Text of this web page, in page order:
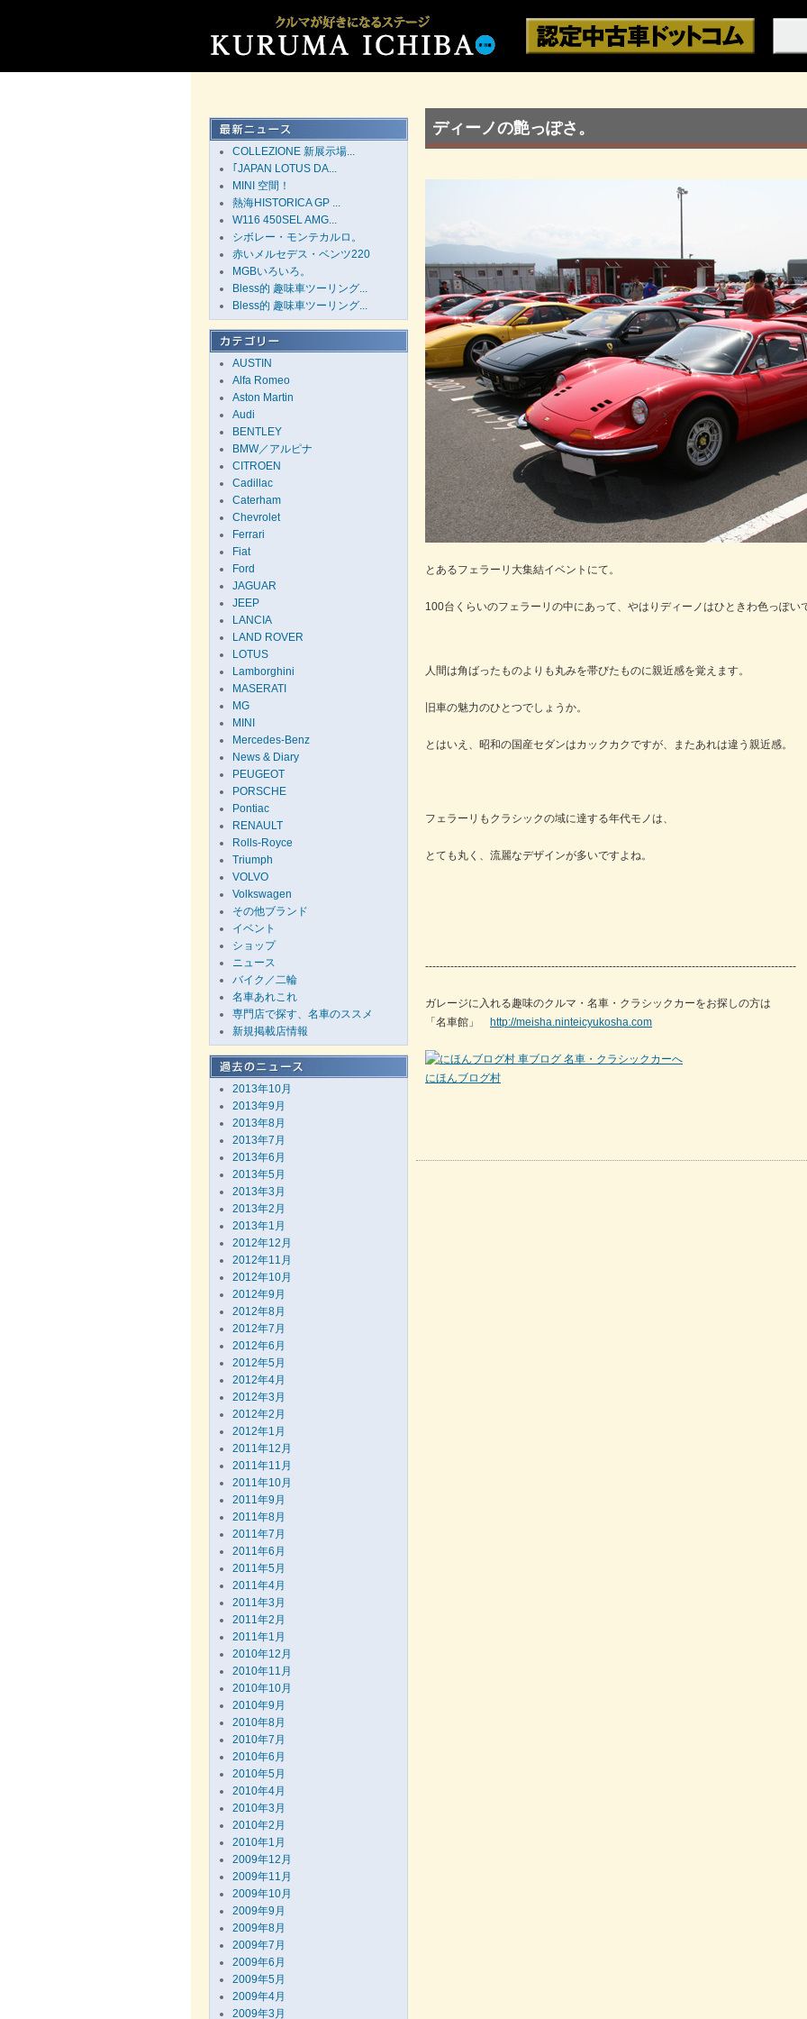
COLLEZIONE 新展示場...
｢JAPAN LOTUS DA...
MINI 空間！
熱海HISTORICA GP ...
W116 450SEL AMG...
シボレー・モンテカルロ。
赤いメルセデス・ベンツ220
MGBいろいろ。
Bless的 趣味車ツーリング...
Bless的 趣味車ツーリング...
AUSTIN
Alfa Romeo
Aston Martin
Audi
BENTLEY
BMW／アルピナ
CITROEN
Cadillac
Caterham
Chevrolet
Ferrari
Fiat
Ford
JAGUAR
JEEP
LANCIA
LAND ROVER
LOTUS
Lamborghini
MASERATI
MG
MINI
Mercedes-Benz
News & Diary
PEUGEOT
PORSCHE
Pontiac
RENAULT
Rolls-Royce
Triumph
VOLVO
Volkswagen
その他ブランド
イベント
ショップ
ニュース
バイク／二輪
名車あれこれ
専門店で探す、名車のススメ
新規掲載店情報
2013年10月
2013年9月
2013年8月
2013年7月
2013年6月
2013年5月
2013年3月
2013年2月
2013年1月
2012年12月
2012年11月
2012年10月
2012年9月
2012年8月
2012年7月
2012年6月
2012年5月
2012年4月
2012年3月
2012年2月
2012年1月
2011年12月
2011年11月
2011年10月
2011年9月
2011年8月
2011年7月
2011年6月
2011年5月
2011年4月
2011年3月
2011年2月
2011年1月
2010年12月
2010年11月
2010年10月
2010年9月
2010年8月
2010年7月
2010年6月
2010年5月
2010年4月
2010年3月
2010年2月
2010年1月
2009年12月
2009年11月
2009年10月
2009年9月
2009年8月
2009年7月
2009年6月
2009年5月
2009年4月
2009年3月
ディーノの艶っぽさ。
とあるフェラーリ大集結イベントにて。
100台くらいのフェラーリの中にあって、やはりディーノはひときわ色っぽい
人間は角ばったものよりも丸みを帯びたものに親近感を覚えます。
旧車の魅力のひとつでしょうか。
とはいえ、昭和の国産セダンはカックカクですが、またあれは違う親近感。
フェラーリもクラシックの域に達する年代モノは、
とても丸く、流麗なデザインが多いですよね。
-------------------------------------------------------------------------------------------------------
ガレージに入れる趣味のクルマ・名車・クラシックカーをお探しの方は
「名車館」 http://meisha.ninteicyukosha.com
にほんブログ村